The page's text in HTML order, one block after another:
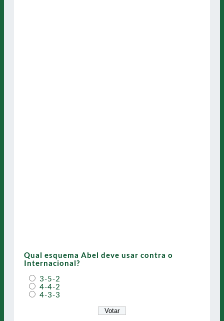
Qual esquema Abel deve usar contra o
Internacional?
3-5-2
4-4-2
4-3-3